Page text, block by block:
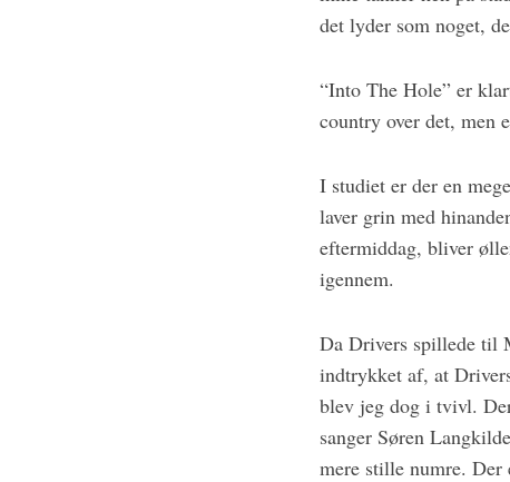
det lyder som noget,
“Into The Hole” er
country over det, men
I studiet er der en
laver grin med
eftermiddag, bliver
igennem.
Da Drivers spillede til
indtrykket af, at
blev jeg dog i tvivl.
sanger Søren
mere stille numre.